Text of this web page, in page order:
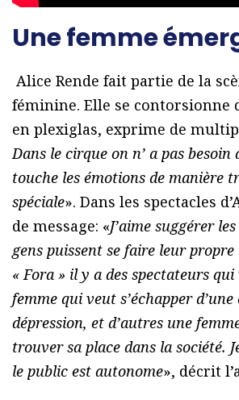
Une femme
Alice Rende fait partie de la
féminine. Elle se contorsionne
en plexiglas, exprime de
Dans le cirque on n’ a pas besoin
touche les émotions de manière
spéciale». Dans les spectacles
de message: «J’aime suggérer
gens puissent se faire leur
« Fora » il y a des spectateurs
femme qui veut s’échapper d’une
dépression, et d’autres une
trouver sa place dans la société.
le public est autonome», décrit